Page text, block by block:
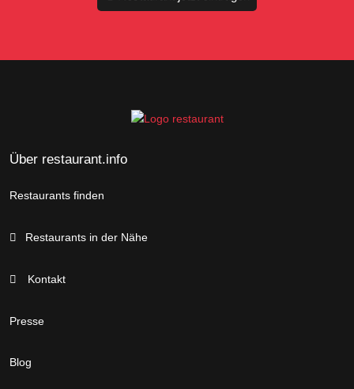
Über restaurant.info
Restaurants finden
Restaurants in der Nähe
Kontakt
Presse
Blog